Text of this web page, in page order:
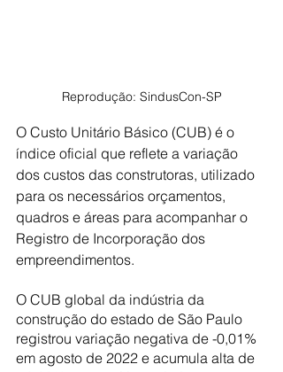
Reprodução: SindusCon-SP
O Custo Unitário Básico (CUB) é o
índice oficial que reflete a variação
dos custos das construtoras, utilizado
para os necessários orçamentos,
quadros e áreas para acompanhar o
Registro de Incorporação dos
empreendimentos.
O CUB global da indústria da
construção do estado de São Paulo
registrou variação negativa de -0,01%
em agosto de 2022 e acumula alta de